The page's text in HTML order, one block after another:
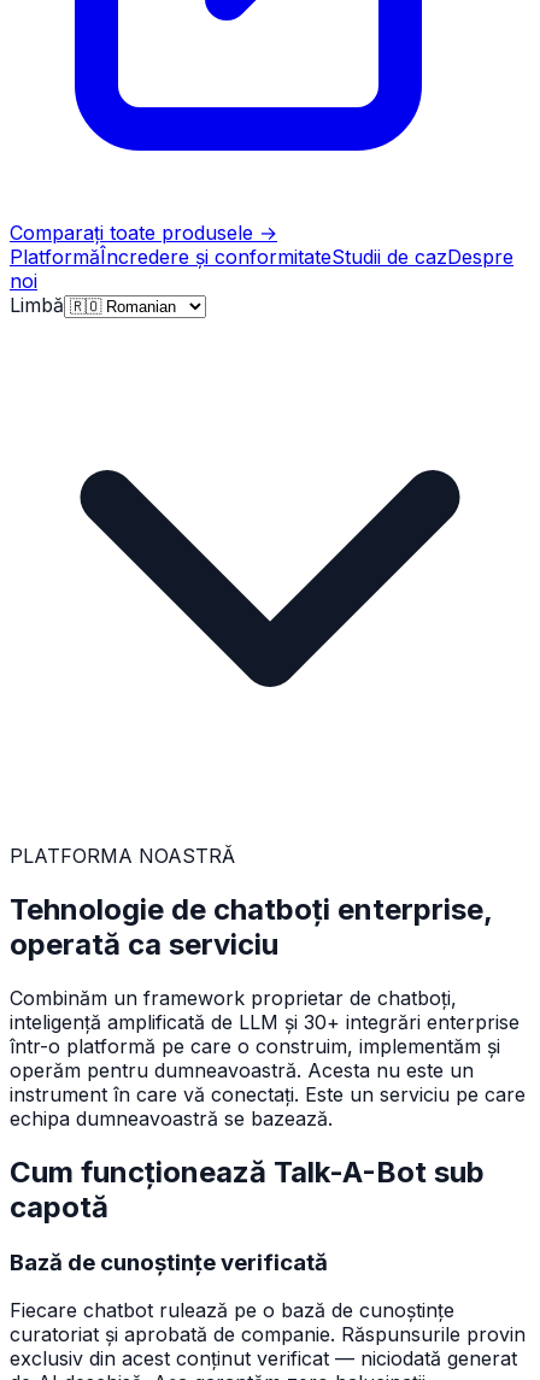
Comparați toate produsele →
PlatformăÎncredere și conformitateStudii de cazDespre
noi
Limbă
PLATFORMA NOASTRĂ
Tehnologie de chatboți enterprise,
operată ca serviciu
Combinăm un framework proprietar de chatboți,
inteligență amplificată de LLM și 30+ integrări enterprise
într-o platformă pe care o construim, implementăm și
operăm pentru dumneavoastră. Acesta nu este un
instrument în care vă conectați. Este un serviciu pe care
echipa dumneavoastră se bazează.
Cum funcționează Talk-A-Bot sub
capotă
Bază de cunoștințe verificată
Fiecare chatbot rulează pe o bază de cunoștințe
curatoriat și aprobată de companie. Răspunsurile provin
exclusiv din acest conținut verificat — niciodată generat